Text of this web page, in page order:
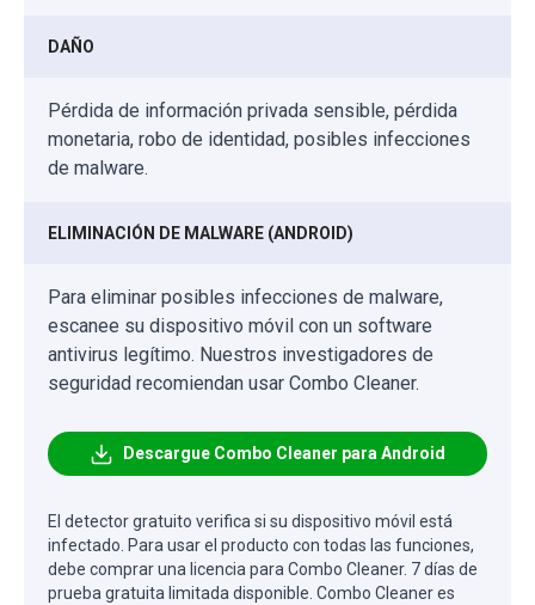
DAÑO
Pérdida de información privada sensible, pérdida
monetaria, robo de identidad, posibles infecciones
de malware.
ELIMINACIÓN DE MALWARE (ANDROID)
Para eliminar posibles infecciones de malware,
escanee su dispositivo móvil con un software
antivirus legítimo. Nuestros investigadores de
seguridad recomiendan usar Combo Cleaner.
Descargue Combo Cleaner para Android
El detector gratuito verifica si su dispositivo móvil está
infectado. Para usar el producto con todas las funciones,
debe comprar una licencia para Combo Cleaner. 7 días de
prueba gratuita limitada disponible. Combo Cleaner es